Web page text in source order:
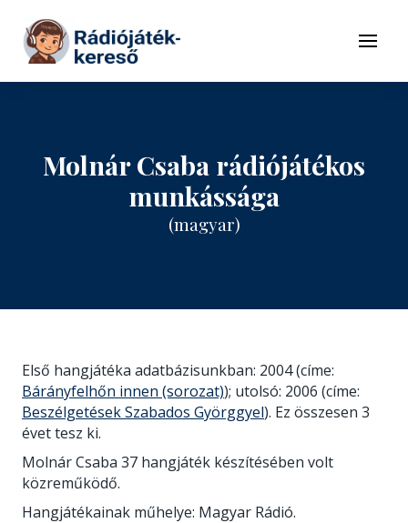
Tovább a tartalomhoz
Menü
Molnár Csaba rádiójátékos
munkássága
(magyar)
Első hangjátéka adatbázisunkban: 2004 (címe:
Bárányfelhőn innen (sorozat)); utolsó: 2006 (címe:
Beszélgetések Szabados Györggyel). Ez összesen 3
évet tesz ki.
Molnár Csaba 37 hangjáték készítésében volt
közreműködő.
Hangjátékainak műhelye: Magyar Rádió.